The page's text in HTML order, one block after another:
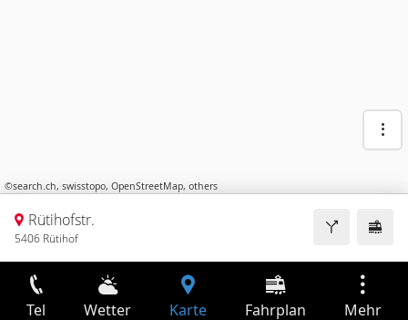
©search.ch, swisstopo, OpenStreetMap, others
Rütihofstr.
5406 Rütihof
Tel Wetter Karte Fahrplan Mehr